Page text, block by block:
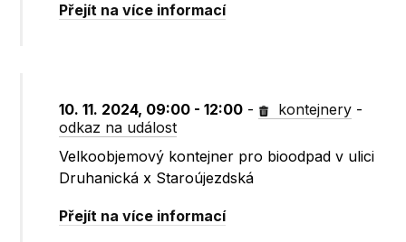
Přejít na více informací
10. 11. 2024, 09:00 - 12:00 - kontejnery -
odkaz na událost
Velkoobjemový kontejner pro bioodpad v ulici
Druhanická x Staroújezdská
Přejít na více informací